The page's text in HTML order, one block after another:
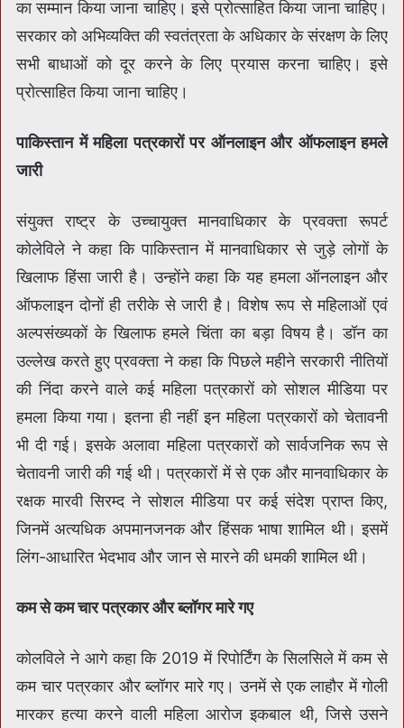
का सम्‍मान किया जाना चाहिए। इसे प्रोत्साहित किया जाना चाहिए।
सरकार को अभिव्यक्ति की स्वतंत्रता के अधिकार के संरक्षण के लिए
सभी बाधाओं को दूर करने के लिए प्रयास करना चाहिए। इसे
प्रोत्साहित किया जाना चाहिए।
पाकिस्‍तान में महिला पत्रकारों पर ऑनलाइन और ऑफलाइन हमले
जारी
संयुक्त राष्ट्र के उच्चायुक्त मानवाधिकार के प्रवक्‍ता रूपर्ट
कोलेविले ने कहा कि पाकिस्‍तान में मानवाधिकार से जुड़े लोगों के
खिलाफ हिंसा जारी है। उन्‍होंने कहा कि यह हमला ऑनलाइन और
ऑफलाइन दोनों ही तरीके से जारी है। विशेष रूप से महिलाओं एवं
अल्‍पसंख्‍यकों के खिलाफ हमले चिंता का बड़ा विषय है। डॉन का
उल्‍लेख करते हुए प्रवक्‍ता ने कहा कि पिछले महीने सरकारी नीतियों
की निंदा करने वाले कई महिला पत्रकारों को सोशल मीडिया पर
हमला किया गया। इतना ही नहीं इन महिला पत्रकारों को चेतावनी
भी दी गई। इसके अलावा मह‍िला पत्रकारों को सार्वजनिक रूप से
चेतावनी जारी की गई थी। पत्रकारों में से एक और मानवाधिकार के
रक्षक मारवी सिरम्द ने सोशल मीडिया पर कई संदेश प्राप्त किए,
जिनमें अत्यधिक अपमानजनक और हिंसक भाषा शामिल थी। इसमें
लिंग-आधारित भेदभाव और जान से मारने की धमकी शामिल थी।
कम से कम चार पत्रकार और ब्लॉगर मारे गए
कोलविले ने आगे कहा कि 2019 में रिपोर्टिंग के सिलसिले में कम से
कम चार पत्रकार और ब्लॉगर मारे गए। उनमें से एक लाहौर में गोली
मारकर हत्या करने वाली महिला आरोज इकबाल थी, जिसे उसने